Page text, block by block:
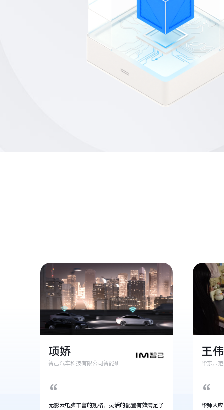
项娇
智己汽车科技有限公司智能研究院整车中心执行总监
“
无影云电脑丰富的规格、灵活的配置有效满足了
王伟
“
华师大